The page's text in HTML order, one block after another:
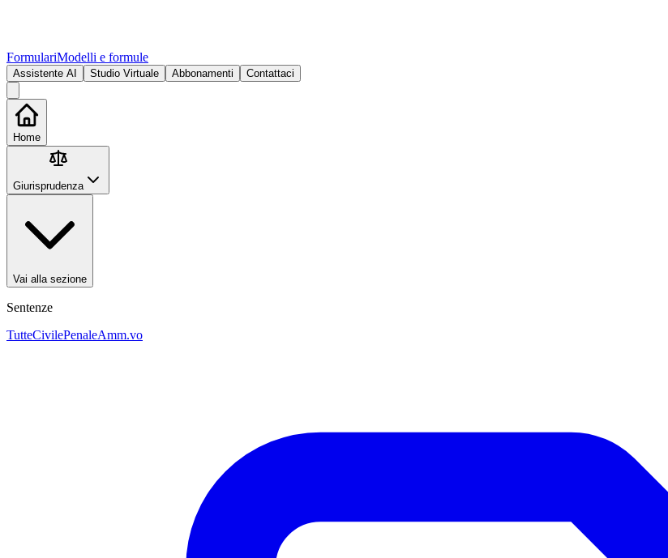
FormulariModelli e formule
Assistente AI Studio Virtuale Abbonamenti Contattaci
Home
Giurisprudenza
Vai alla sezione
Sentenze
TutteCivilePenaleAmm.vo